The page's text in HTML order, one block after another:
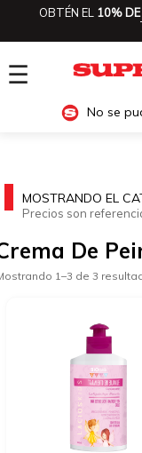
OBTÉN EL 10% DE
☰
No se
MOSTRANDO EL
Precios son
De
1–3 de 3